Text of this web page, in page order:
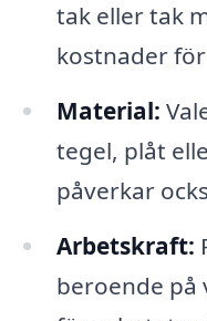
tak eller tak
kostnader
Material:
tegel, plåt
påverkar
Arbetskraft:
beroende på